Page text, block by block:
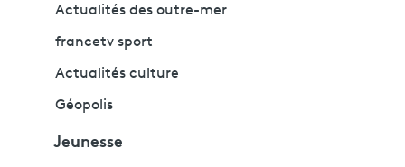
Actualités des outre-mer
francetv sport
Actualités culture
Géopolis
Jeunesse